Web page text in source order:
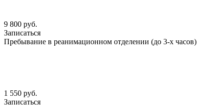
9 800 руб.
Записаться
Пребывание в реанимационном отделении (до 3-х часов)
1 550 руб.
Записаться